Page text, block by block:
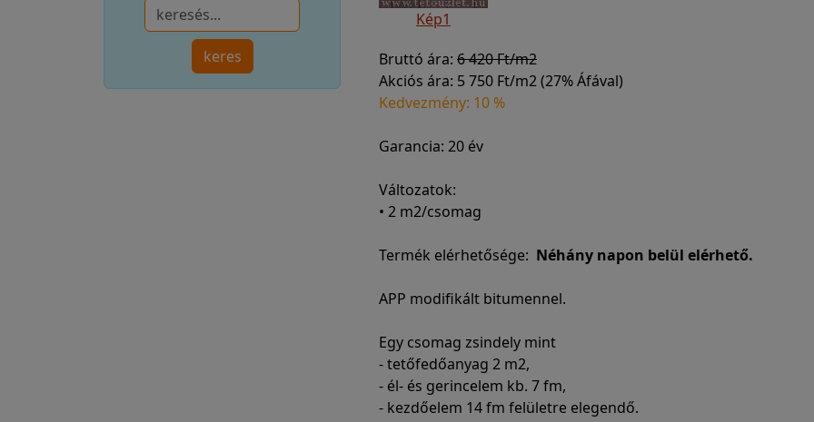
Kép1
Bruttó ára: 6 420 Ft/m2
Akciós ára: 5 750 Ft/m2 (27% Áfával)
Kedvezmény: 10 %
Garancia: 20 év
Változatok:
• 2 m2/csomag
Termék elérhetősége: Néhány napon belül elérhető.
APP modifikált bitumennel.
Egy csomag zsindely mint
- tetőfedőanyag 2 m2,
- él- és gerincelem kb. 7 fm,
- kezdőelem 14 fm felületre elegendő.